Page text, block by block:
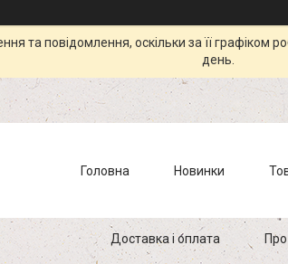
та повідомлення, оскільки за її графіком
день.
Головна Новинки
Доставка і оплата